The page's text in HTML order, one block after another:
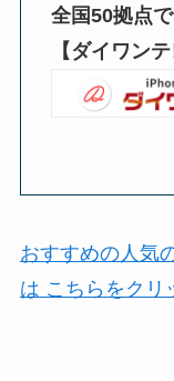
全国50拠点
【ダイワンテ
おすすめの人気
は こちらをクリ